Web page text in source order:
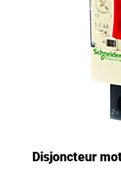
Disjoncteur